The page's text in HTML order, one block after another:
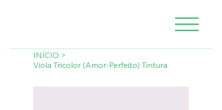
INÍCIO >
Viola Tricolor (Amor-Perfeito) Tintura